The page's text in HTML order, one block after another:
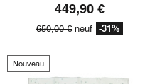
449,90 €
650,00 € neuf -31%
Nouveau